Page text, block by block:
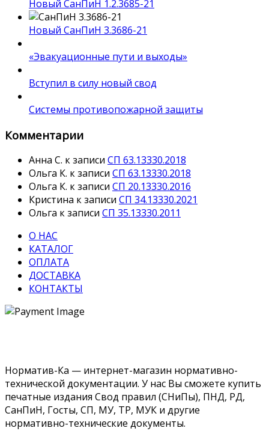
Новый СанПиН 1.2.3685-21
Новый СанПиН 3.3686-21
«Эвакуационные пути и выходы»
Вступил в силу новый свод
Системы противопожарной защиты
Комментарии
Анна С. к записи СП 63.13330.2018
Ольга К. к записи СП 63.13330.2018
Ольга К. к записи СП 20.13330.2016
Кристина к записи СП 34.13330.2021
Ольга к записи СП 35.13330.2011
О НАС
КАТАЛОГ
ОПЛАТА
ДОСТАВКА
КОНТАКТЫ
Норматив-Ка — интернет-магазин нормативно-
технической документации. У нас Вы сможете купить
печатные издания Свод правил (СНиПы), ПНД, РД,
СанПиН, Госты, СП, МУ, ТР, МУК и другие
нормативно-технические документы.